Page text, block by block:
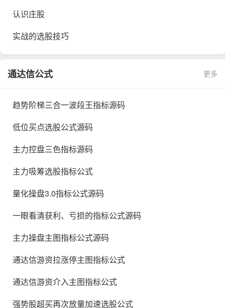
认识庄股
实战的选股技巧
通达信公式 更多
趋势阶梯三合一波段王指标源码
低位买点选股公式源码
主力控盘三色指标源码
主力吸筹选股指标公式
量化操盘3.0指标公式源码
一眼看清获利、亏损的指标公式源码
主力操盘主图指标公式源码
通达信游资拉涨停主图指标公式
通达信游资介入主图指标公式
强势股超买再次放量加速选股公式